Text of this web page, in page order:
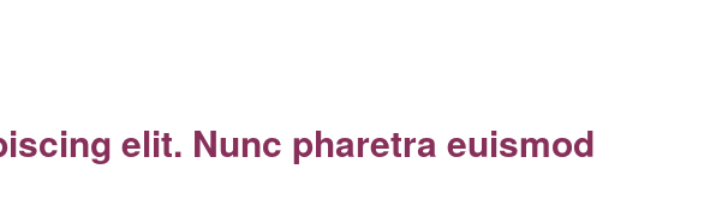
elit. Nunc pharetra euismod